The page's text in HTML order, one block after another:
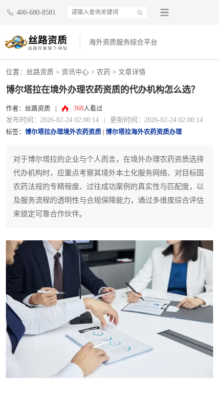
400-680-8581
海外资质服务综合平台
位置： 丝路资质 > 资讯中心 > 农药 > 文章详情
博尔塔拉在境外办理农药资质的代办机构怎么选？
作者：丝路资质 368人看过
发布时间：2026-02-24 02:00:14 更新时间：2026-02-24 02:00:14
标签： 博尔塔拉办理境外农药资质 博尔塔拉海外农药资质办理
对于博尔塔拉的企业与个人而言，在境外办理农药资质选择
代办机构时，应重点考察其境外本土化服务网络、对目标国
农药法规的专精程度、过往成功案例的真实性与匹配度，以
及服务流程的透明性与合规保障能力，通过多维度综合评估
来锁定可靠合作伙伴。